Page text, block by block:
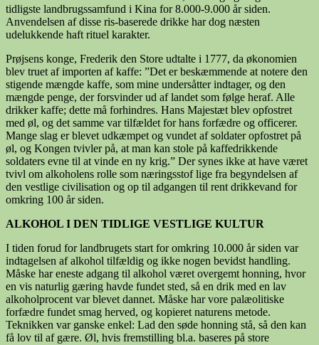
tidligste landbrugssamfund i Kina for 8.000-9.000 år siden.
Anvendelsen af disse ris-baserede drikke har dog næsten
udelukkende haft rituel karakter.
Prøjsens konge, Frederik den Store udtalte i 1777, da økonomien
blev truet af importen af kaffe: ”Det er beskæmmende at notere den
stigende mængde kaffe, som mine undersåtter indtager, og den
mængde penge, der forsvinder ud af landet som følge heraf. Alle
drikker kaffe; dette må forhindres. Hans Majestæt blev opfostret
med øl, og det samme var tilfældet for hans forfædre og officerer.
Mange slag er blevet udkæmpet og vundet af soldater opfostret på
øl, og Kongen tvivler på, at man kan stole på kaffedrikkende
soldaters evne til at vinde en ny krig.” Der synes ikke at have været
tvivl om alkoholens rolle som næringsstof lige fra begyndelsen af
den vestlige civilisation og op til adgangen til rent drikkevand for
omkring 100 år siden.
ALKOHOL I DEN TIDLIGE VESTLIGE KULTUR
I tiden forud for landbrugets start for omkring 10.000 år siden var
indtagelsen af alkohol tilfældig og ikke nogen bevidst handling.
Måske har eneste adgang til alkohol været overgemt honning, hvor
en vis naturlig gæring havde fundet sted, så en drik med en lav
alkoholprocent var blevet dannet. Måske har vore palæolitiske
forfædre fundet smag herved, og kopieret naturens metode.
Teknikken var ganske enkel: Lad den søde honning stå, så den kan
få lov til af gære. Øl, hvis fremstilling bl.a. baseres på store